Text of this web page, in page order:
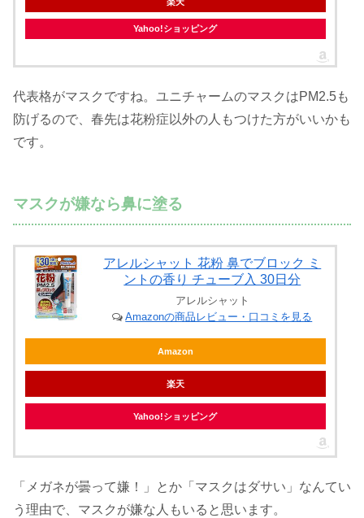
Yahoo!ショッピング
代表格がマスクですね。ユニチャームのマスクはPM2.5も
防げるので、春先は花粉症以外の人もつけた方がいいかも
です。
マスクが嫌なら鼻に塗る
アレルシャット 花粉 鼻でブロック ミ
ントの香り チューブ入 30日分
アレルシャット
Amazonの商品レビュー・口コミを見る
Amazon
楽天
Yahoo!ショッピング
「メガネが曇って嫌！」とか「マスクはダサい」なんてい
う理由で、マスクが嫌な人もいると思います。